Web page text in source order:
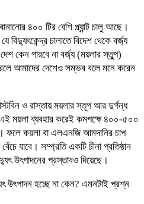
৪০০ টির বেশি প্ল্যান্ট চালু আছে।
চালাতে বিদেশ থেকে বর্জ্য
কেন পারবে না বর্জ্য (ময়লার স্তুুপ)
আমাদের দেশেও সম্ভব বলে মনে করেন
ও রাস্তায় ময়লার স্তূপ আর দুর্গন্ধ
ময়লা ব্যবহার করেই কমপক্ষে ৪০০-৫০০
ফলে কয়লা বা এলএনজি আমদানির চাপ
যাবে। সম্প্রতি একটি চীনা প্রতিষ্ঠান
উৎপাদনের প্রস্তাবও দিয়েছে।
উৎপাদন হচ্ছে না কেন? এমনটাই প্রশ্ন